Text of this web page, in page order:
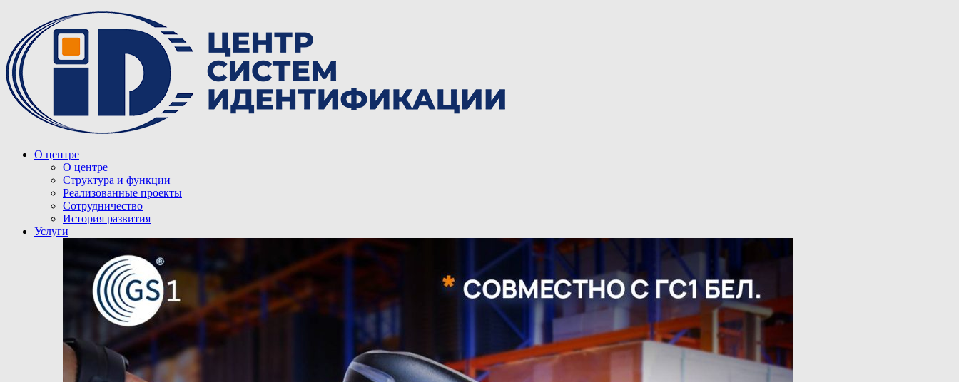
О центре
О центре
Структура и функции
Реализованные проекты
Сотрудничество
История развития
Услуги